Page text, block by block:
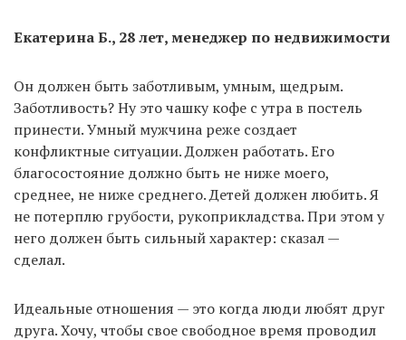
Екатерина Б., 28 лет, менеджер по недвижимости
Он должен быть заботливым, умным, щедрым.
Заботливость? Ну это чашку кофе с утра в постель
принести. Умный мужчина реже создает
конфликтные ситуации. Должен работать. Его
благосостояние должно быть не ниже моего,
среднее, не ниже среднего. Детей должен любить. Я
не потерплю грубости, рукоприкладства. При этом у
него должен быть сильный характер: сказал —
сделал.
Идеальные отношения — это когда люди любят друг
друга. Хочу, чтобы свое свободное время проводил